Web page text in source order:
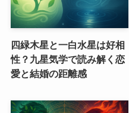
四緑木星と一白水星は好相
性？九星気学で読み解く恋
愛と結婚の距離感